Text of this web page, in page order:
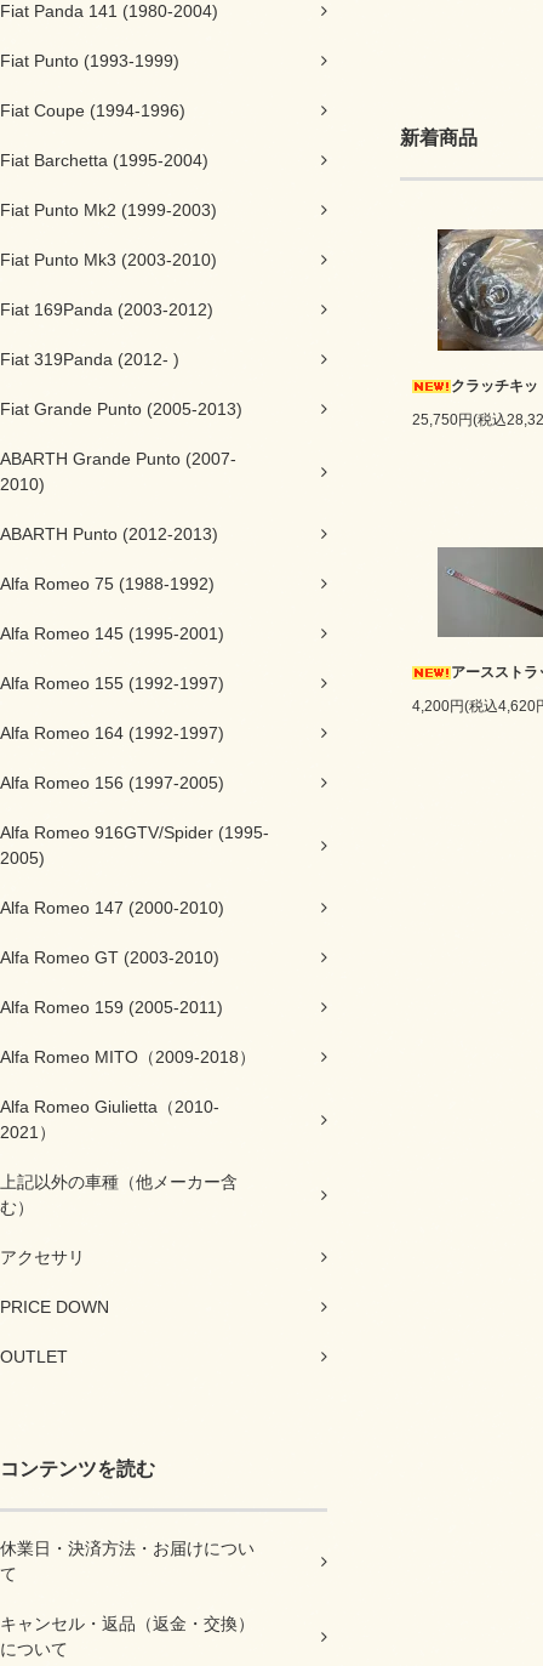
Fiat Panda 141 (1980-2004)
Fiat Punto (1993-1999)
Fiat Coupe (1994-1996)
Fiat Barchetta (1995-2004)
Fiat Punto Mk2 (1999-2003)
Fiat Punto Mk3 (2003-2010)
Fiat 169Panda (2003-2012)
Fiat 319Panda (2012- )
Fiat Grande Punto (2005-2013)
ABARTH Grande Punto (2007-
2010)
ABARTH Punto (2012-2013)
Alfa Romeo 75 (1988-1992)
Alfa Romeo 145 (1995-2001)
Alfa Romeo 155 (1992-1997)
Alfa Romeo 164 (1992-1997)
Alfa Romeo 156 (1997-2005)
Alfa Romeo 916GTV/Spider (1995-
2005)
Alfa Romeo 147 (2000-2010)
Alfa Romeo GT (2003-2010)
Alfa Romeo 159 (2005-2011)
Alfa Romeo MITO（2009-2018）
Alfa Romeo Giulietta（2010-
2021）
上記以外の車種（他メーカー含
む）
アクセサリ
PRICE DOWN
OUTLET
コンテンツを読む
休業日・決済方法・お届けについ
て
キャンセル・返品（返金・交換）
について
新着商品
クラッチキッ
25,750円(税込
アースストラ
4,200円(税込4,620